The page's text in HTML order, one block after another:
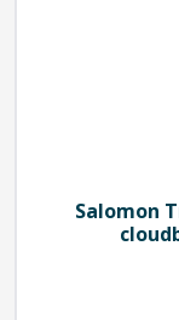
Salomon